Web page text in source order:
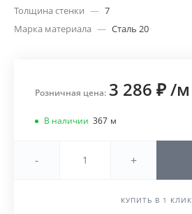
Толщина стенки — 7
Марка материала — Сталь 20
Розничная цена: 3 286 ₽/м
В наличии 367 м
- +
КУПИТЬ В 1 КЛИК